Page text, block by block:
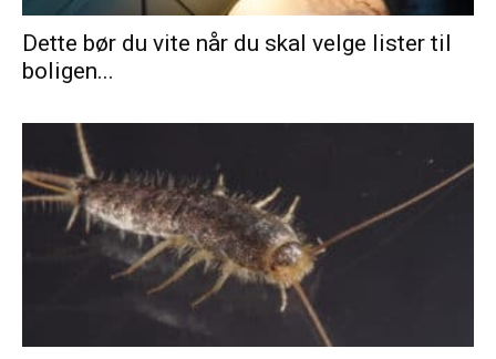
Dette bør du vite når du skal velge lister til
boligen...